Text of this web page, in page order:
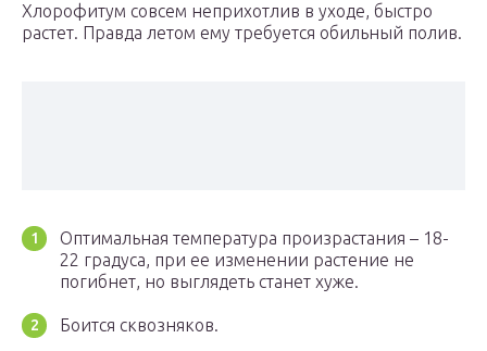
Хлорофитум совсем неприхотлив в уходе, быстро
растет. Правда летом ему требуется обильный полив.
Оптимальная температура произрастания – 18-
22 градуса, при ее изменении растение не
погибнет, но выглядеть станет хуже.
Боится сквозняков.